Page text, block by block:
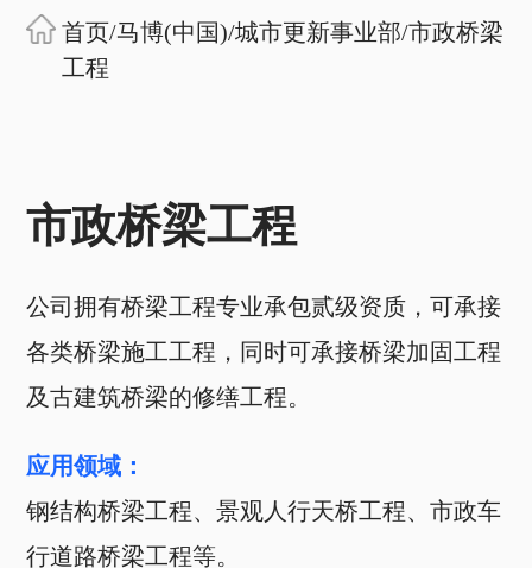
首页/马博(中国)/城市更新事业部/市政桥梁
工程
市政桥梁工程
公司拥有桥梁工程专业承包贰级资质，可承接
各类桥梁施工工程，同时可承接桥梁加固工程
及古建筑桥梁的修缮工程。
应用领域：
钢结构桥梁工程、景观人行天桥工程、市政车
行道路桥梁工程等。